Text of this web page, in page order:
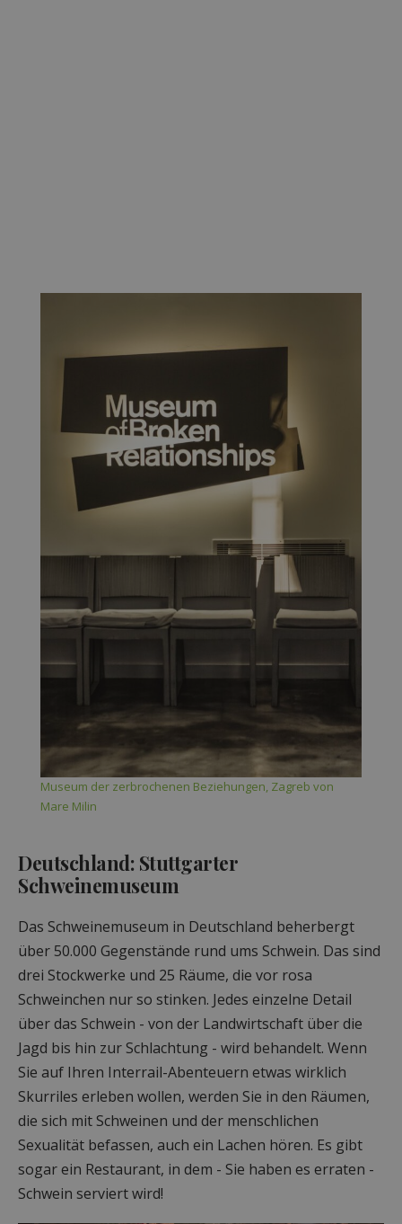
Museum der zerbrochenen Beziehungen, Zagreb von
Mare Milin
Deutschland: Stuttgarter
Schweinemuseum
Das Schweinemuseum in Deutschland beherbergt
über 50.000 Gegenstände rund ums Schwein. Das sind
drei Stockwerke und 25 Räume, die vor rosa
Schweinchen nur so stinken. Jedes einzelne Detail
über das Schwein - von der Landwirtschaft über die
Jagd bis hin zur Schlachtung - wird behandelt. Wenn
Sie auf Ihren Interrail-Abenteuern etwas wirklich
Skurriles erleben wollen, werden Sie in den Räumen,
die sich mit Schweinen und der menschlichen
Sexualität befassen, auch ein Lachen hören. Es gibt
sogar ein Restaurant, in dem - Sie haben es erraten -
Schwein serviert wird!